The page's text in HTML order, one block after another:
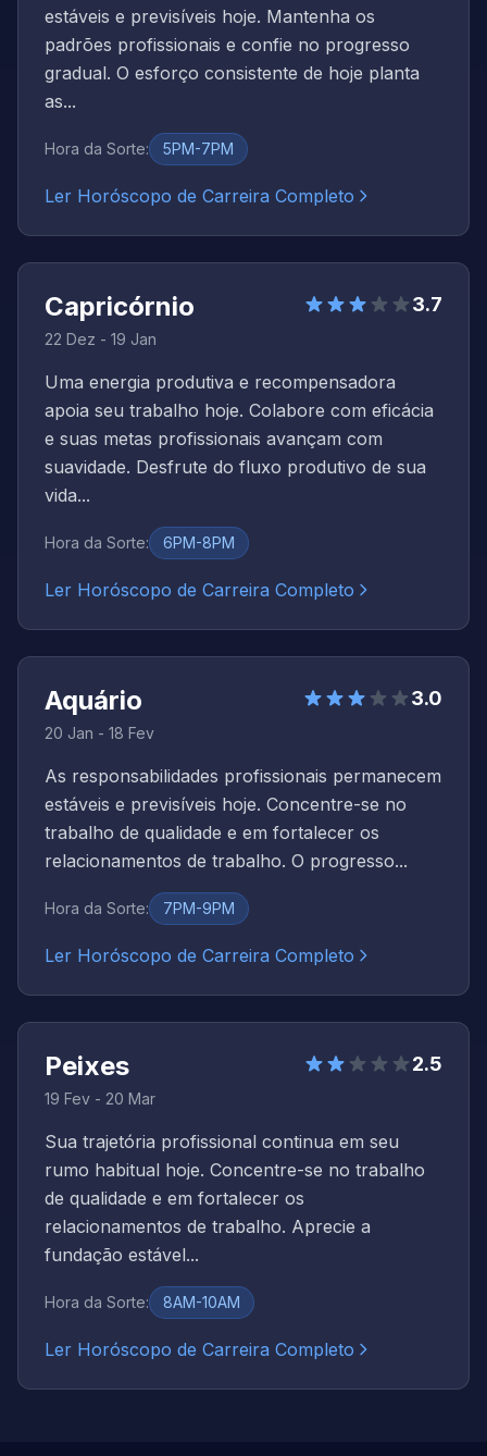
estáveis e previsíveis hoje. Mantenha os
padrões profissionais e confie no progresso
gradual. O esforço consistente de hoje planta
as...
Hora da Sorte: 5PM-7PM
Ler Horóscopo de Carreira Completo
Capricórnio
22 Dez - 19 Jan
3.7
Uma energia produtiva e recompensadora
apoia seu trabalho hoje. Colabore com eficácia
e suas metas profissionais avançam com
suavidade. Desfrute do fluxo produtivo de sua
vida...
Hora da Sorte: 6PM-8PM
Ler Horóscopo de Carreira Completo
Aquário
20 Jan - 18 Fev
3.0
As responsabilidades profissionais permanecem
estáveis e previsíveis hoje. Concentre-se no
trabalho de qualidade e em fortalecer os
relacionamentos de trabalho. O progresso...
Hora da Sorte: 7PM-9PM
Ler Horóscopo de Carreira Completo
Peixes
19 Fev - 20 Mar
2.5
Sua trajetória profissional continua em seu
rumo habitual hoje. Concentre-se no trabalho
de qualidade e em fortalecer os
relacionamentos de trabalho. Aprecie a
fundação estável...
Hora da Sorte: 8AM-10AM
Ler Horóscopo de Carreira Completo